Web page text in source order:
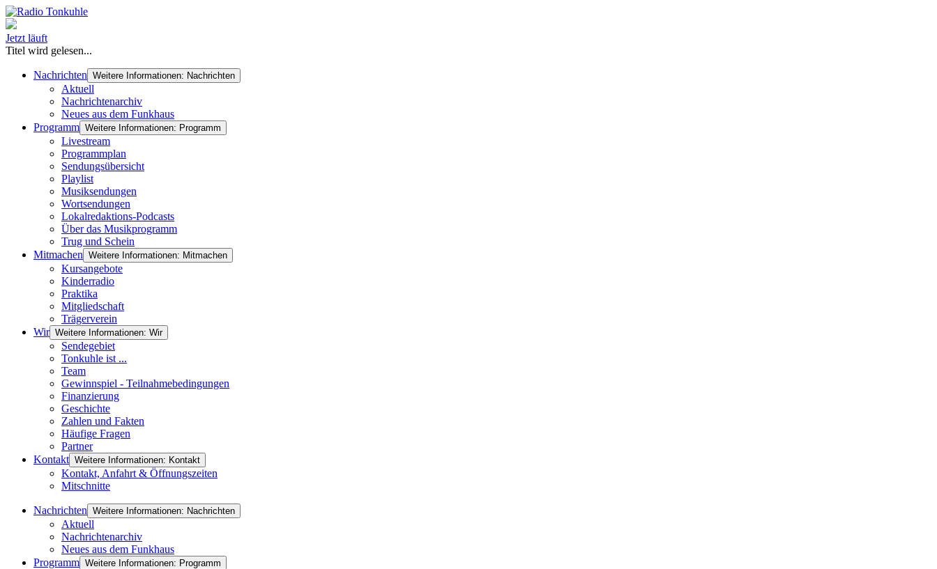
Jetzt läuft
Titel wird gelesen...
Nachrichten Weitere Informationen: Nachrichten
Aktuell
Nachrichtenarchiv
Neues aus dem Funkhaus
Programm Weitere Informationen: Programm
Livestream
Programmplan
Sendungsübersicht
Playlist
Musiksendungen
Wortsendungen
Lokalredaktions-Podcasts
Über das Musikprogramm
Trug und Schein
Mitmachen Weitere Informationen: Mitmachen
Kursangebote
Kinderradio
Praktika
Mitgliedschaft
Trägerverein
Wir Weitere Informationen: Wir
Sendegebiet
Tonkuhle ist ...
Team
Gewinnspiel - Teilnahmebedingungen
Finanzierung
Geschichte
Zahlen und Fakten
Häufige Fragen
Partner
Kontakt Weitere Informationen: Kontakt
Kontakt, Anfahrt & Öffnungszeiten
Mitschnitte
Nachrichten Weitere Informationen: Nachrichten
Aktuell
Nachrichtenarchiv
Neues aus dem Funkhaus
Programm Weitere Informationen: Programm